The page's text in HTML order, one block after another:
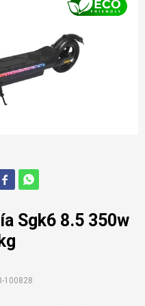
 
Sgk6 8.5 350w
100828